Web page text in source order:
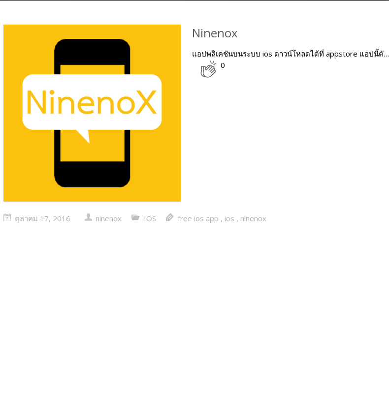
Ninenox
แอปพลิเคชันบนระบบ ios ดาวน์โหลดได้ที่ appstore แอปนี้ตั…
0
ตุลาคม 17, 2016 ninenox IOS free ios app , ios , ninenox